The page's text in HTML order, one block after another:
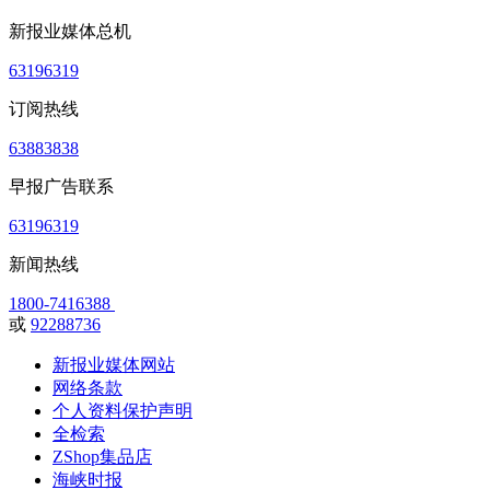
新报业媒体总机
63196319
订阅热线
63883838
早报广告联系
63196319
新闻热线
1800-7416388
或 92288736
新报业媒体网站
网络条款
个人资料保护声明
全检索
ZShop集品店
海峡时报